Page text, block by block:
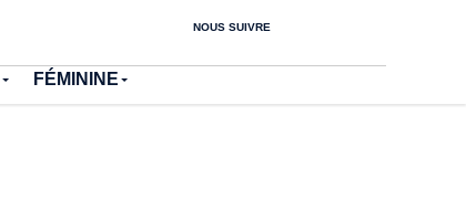
NOUS SUIVRE
FÉMININE